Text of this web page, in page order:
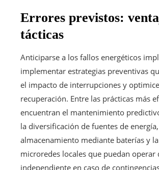
Errores previstos:
tácticas
Anticiparse a los fallos energéticos
implementar estrategias preventivas
el impacto de interrupciones y
recuperación. Entre las prácticas más
encuentran el mantenimiento
la diversificación de fuentes de
almacenamiento mediante baterías y
microredes locales que puedan operar
independiente en caso de